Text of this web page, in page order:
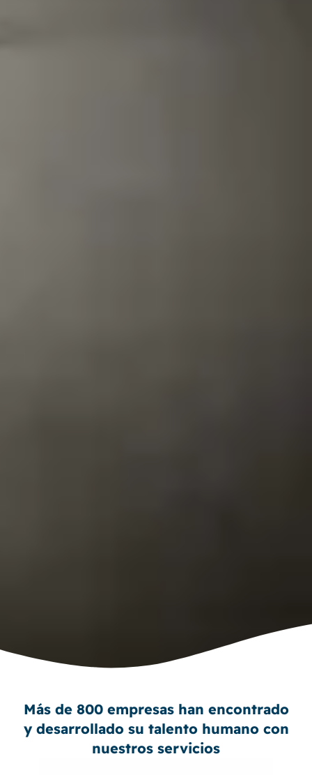
Más de 800 empresas han encontrado
y desarrollado su talento humano con
nuestros servicios